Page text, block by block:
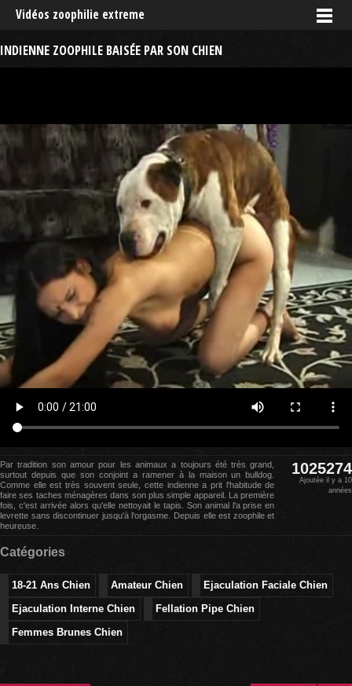
Vidéos zoophilie extreme
INDIENNE ZOOPHILE BAISÉE PAR SON CHIEN
Par tradition son amour pour les animaux a toujours été très grand,
surtout depuis que son conjoint a ramener à la maison un bulldog.
Comme elle est très souvent seule, cette indienne a prit l'habitude de
faire ses taches ménagères dans son plus simple appareil. La première
fois, c'est arrivée alors qu'elle nettoyait le tapis. Son animal l'a prise en
levrette sans discontinuer jusqu'à l'orgasme. Depuis elle est zoophile et
heureuse.
1025274
Ajoutée il y a 10
années
Catégories
18-21 Ans Chien Amateur Chien
Ejaculation Faciale Chien
Ejaculation Interne Chien
Fellation Pipe Chien
Femmes Brunes Chien